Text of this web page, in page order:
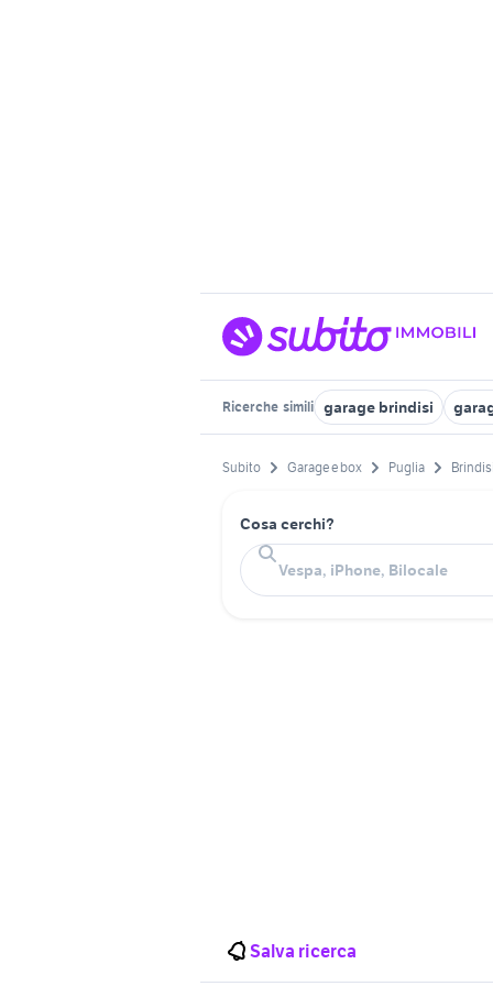
Ricerche simili garage brindisi
Subito Garage e box Puglia
Cosa cerchi?
Salva ricerca